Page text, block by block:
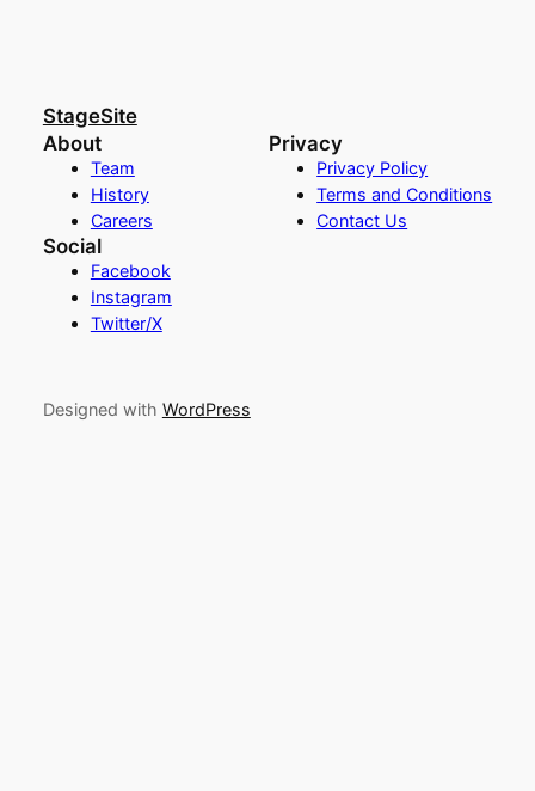
StageSite
About
Team
History
Careers
Privacy
Privacy Policy
Terms and Conditions
Contact Us
Social
Facebook
Instagram
Twitter/X
Designed with WordPress